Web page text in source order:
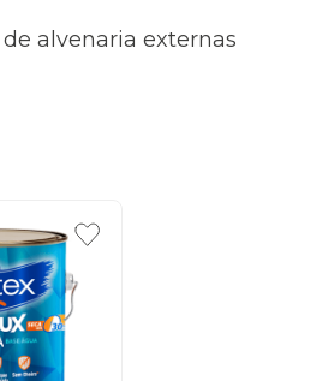
alvenaria externas